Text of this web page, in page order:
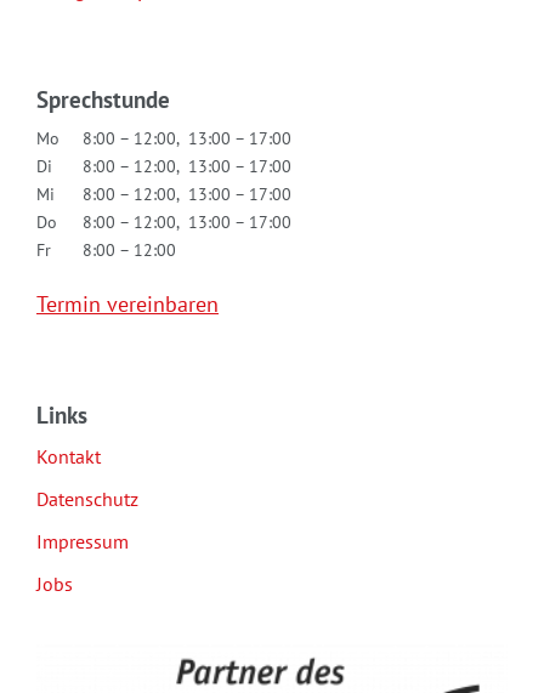
Sprechstunde
Mo
8:00 – 12:00, 13:00 – 17:00
Di
8:00 – 12:00, 13:00 – 17:00
Mi
8:00 – 12:00, 13:00 – 17:00
Do
8:00 – 12:00, 13:00 – 17:00
Fr
8:00 – 12:00
Termin vereinbaren
Links
Kontakt
Datenschutz
Impressum
Jobs